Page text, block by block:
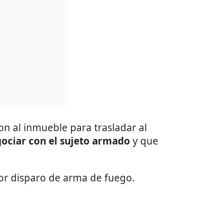
al inmueble para trasladar al
con el sujeto armado y que
disparo de arma de fuego.